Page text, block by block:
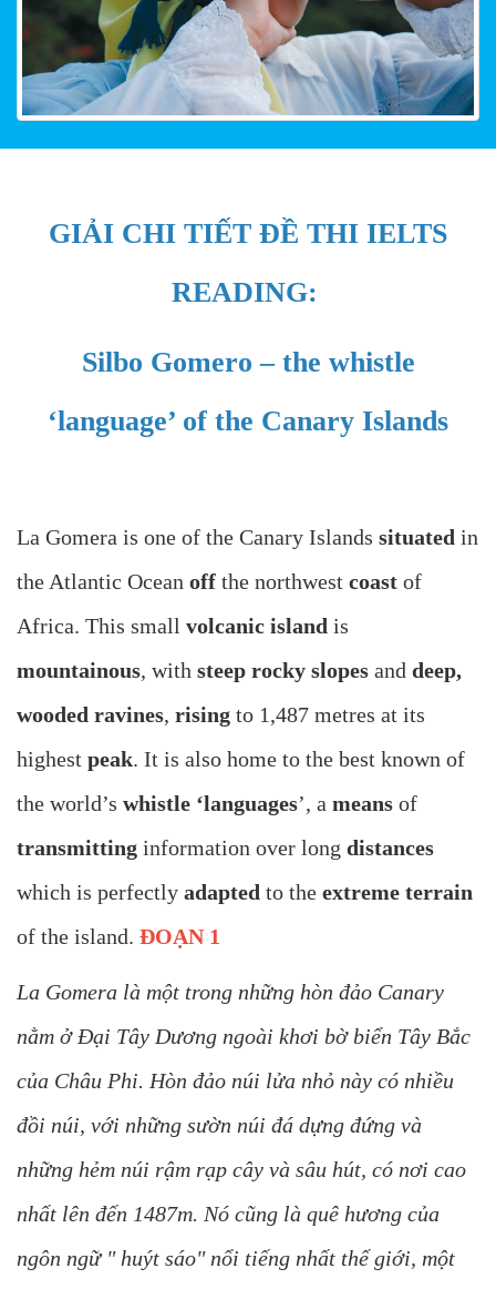
GIẢI CHI TIẾT ĐỀ THI IELTS
READING:
Silbo Gomero – the whistle
‘language’ of the Canary Islands
La Gomera is one of the Canary Islands situated in
the Atlantic Ocean off the northwest coast of
Africa. This small volcanic island is
mountainous, with steep rocky slopes and deep,
wooded ravines, rising to 1,487 metres at its
highest peak. It is also home to the best known of
the world’s whistle ‘languages’, a means of
transmitting information over long distances
which is perfectly adapted to the extreme terrain
of the island. ĐOẠN 1
La Gomera là một trong những hòn đảo Canary
nằm ở Đại Tây Dương ngoài khơi bờ biển Tây Bắc
của Châu Phi. Hòn đảo núi lửa nhỏ này có nhiều
đồi núi, với những sườn núi đá dựng đứng và
những hẻm núi rậm rạp cây và sâu hút, có nơi cao
nhất lên đến 1487m. Nó cũng là quê hương của
ngôn ngữ " huýt sáo" nổi tiếng nhất thế giới, một